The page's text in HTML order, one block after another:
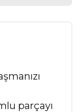
parçayı